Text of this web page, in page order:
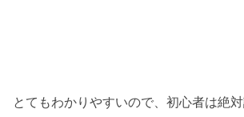
とてもわかりやすいので、初心者は絶